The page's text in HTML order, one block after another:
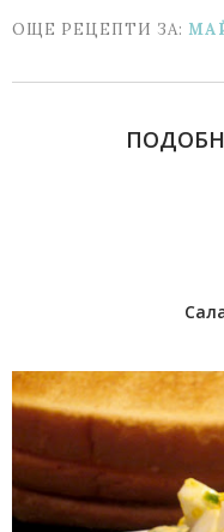
ОЩЕ РЕЦЕПТИ ЗА: